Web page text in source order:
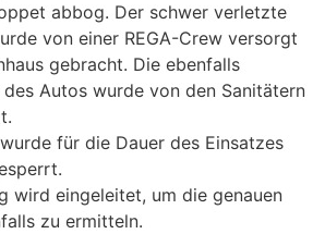
abbog. Der schwer verletzte
von einer REGA-Crew versorgt
gebracht. Die ebenfalls
Autos wurde von den Sanitätern
für die Dauer des Einsatzes
wird eingeleitet, um die genauen
zu ermitteln.